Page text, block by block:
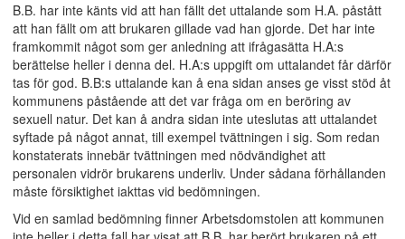
B.B. har inte känts vid att han fällt det uttalande som H.A. påstått
att han fällt om att brukaren gillade vad han gjorde. Det har inte
framkommit något som ger anledning att ifrågasätta H.A:s
berättelse heller i denna del. H.A:s uppgift om uttalandet får därför
tas för god. B.B:s uttalande kan å ena sidan anses ge visst stöd åt
kommunens påstående att det var fråga om en beröring av
sexuell natur. Det kan å andra sidan inte uteslutas att uttalandet
syftade på något annat, till exempel tvättningen i sig. Som redan
konstaterats innebär tvättningen med nödvändighet att
personalen vidrör brukarens underliv. Under sådana förhållanden
måste försiktighet iakttas vid bedömningen.
Vid en samlad bedömning finner Arbetsdomstolen att kommunen